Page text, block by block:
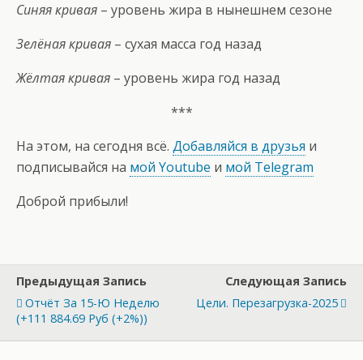
Синяя кривая – уровень жира в нынешнем сезоне
Зелёная кривая – сухая масса год назад
Жёлтая кривая – уровень жира год назад
***
На этом, на сегодня всё. Добавляйся в друзья и
подписывайся на мой Youtube и мой Telegram
Доброй прибыли!
Предыдущая Запись
Отчёт За 15-Ю Неделю
(+111 884.69 Руб (+2%))
Следующая Запись
Цели. Перезагрузка-2025